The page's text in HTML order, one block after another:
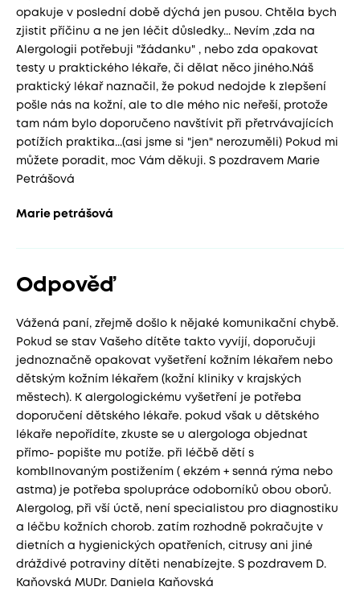
opakuje v poslední době dýchá jen pusou. Chtěla bych
zjistit příčinu a ne jen léčit důsledky... Nevím ,zda na
Alergologii potřebuji "žádanku" , nebo zda opakovat
testy u praktického lékaře, či dělat něco jiného.Náš
praktický lékař naznačil, že pokud nedojde k zlepšení
pošle nás na kožní, ale to dle mého nic neřeší, protože
tam nám bylo doporučeno navštívit při přetrvávajících
potížích praktika...(asi jsme si "jen" nerozuměli) Pokud mi
můžete poradit, moc Vám děkuji. S pozdravem Marie
Petrášová
Marie petrášová
Odpověď
Vážená paní, zřejmě došlo k nějaké komunikační chybě.
Pokud se stav Vašeho dítěte takto vyvíjí, doporučuji
jednoznačně opakovat vyšetření kožním lékařem nebo
dětským kožním lékařem (kožní kliniky v krajských
městech). K alergologickému vyšetření je potřeba
doporučení dětského lékaře. pokud však u dětského
lékaře nepořídíte, zkuste se u alergologa objednat
přímo- popište mu potíže. při léčbě dětí s
kombIlnovaným postižením ( ekzém + senná rýma nebo
astma) je potřeba spolupráce odoborníků obou oborů.
Alergolog, při vší úctě, není specialistou pro diagnostiku
a léčbu kožních chorob. zatím rozhodně pokračujte v
dietních a hygienických opatřeních, citrusy ani jiné
dráždivé potraviny dítěti nenabízejte. S pozdravem D.
Kaňovská MUDr. Daniela Kaňovská